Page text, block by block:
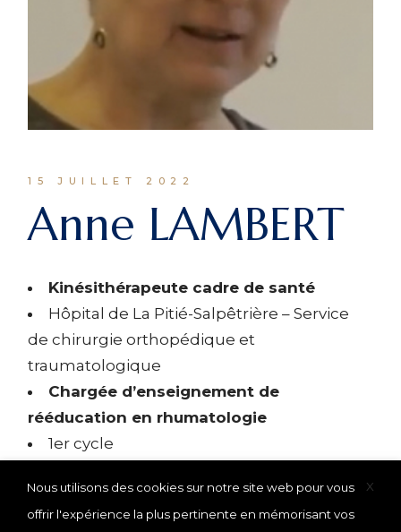
15 JUILLET 2022
Anne LAMBERT
Kinésithérapeute cadre de santé
Hôpital de La Pitié-Salpêtrière – Service
de chirurgie orthopédique et
traumatologique
Chargée d’enseignement de
rééducation en rhumatologie
1er cycle
X
Nous utilisons des cookies sur notre site web pour vous
offrir l'expérience la plus pertinente en mémorisant vos